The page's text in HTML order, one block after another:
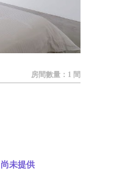
房間數量：1 間
尚未提供